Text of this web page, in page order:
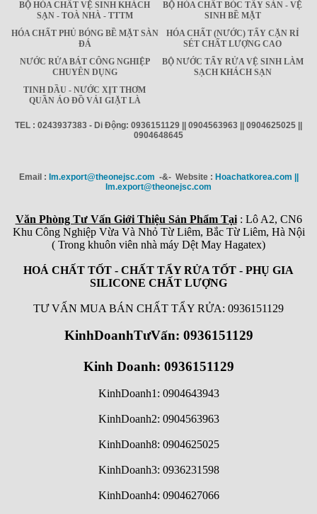
BỘ HÓA CHẤT VỆ SINH KHÁCH
SẠN - TOÀ NHÀ - TTTM
BỘ HÓA CHẤT BÓC TẨY SÀN - VỆ
SINH BỀ MẶT
HÓA CHẤT PHỦ BÓNG BỀ MẶT SÀN
ĐÁ
HÓA CHẤT (NƯỚC) TẨY CẶN RỈ
SÉT CHẤT LƯỢNG CAO
NƯỚC RỬA BÁT CÔNG NGHIỆP
CHUYÊN DỤNG
BỘ NƯỚC TẨY RỬA VỆ SINH LÀM
SẠCH KHÁCH SẠN
TINH DẦU - NƯỚC XỊT THƠM
QUẦN ÁO ĐỒ VẢI GIẶT LÀ
TEL : 0243937383 - Di Động: 0936151129 || 0904563963 || 0904625025 ||
0904648645
Email : Im.export@theonejsc.com -&- Website : Hoachatkorea.com ||
Im.export@theonejsc.com
Văn Phòng Tư Vấn Giới Thiệu Sản Phẩm Tại: Lô A2, CN6
Khu Công Nghiệp Vừa Và Nhỏ Từ Liêm, Bắc Từ Liêm, Hà Nội
( Trong khuôn viên nhà máy Dệt May Hagatex)
HOÁ CHẤT TỐT - CHẤT TẨY RỬA TỐT - PHỤ GIA
SILICONE CHẤT LƯỢNG
TƯ VẤN MUA BÁN CHẤT TẨY RỬA: 0936151129
KinhDoanhTưVấn: 0936151129
Kinh Doanh: 0936151129
KinhDoanh1: 0904643943
KinhDoanh2: 0904563963
KinhDoanh8: 0904625025
KinhDoanh3: 0936231598
KinhDoanh4: 0904627066